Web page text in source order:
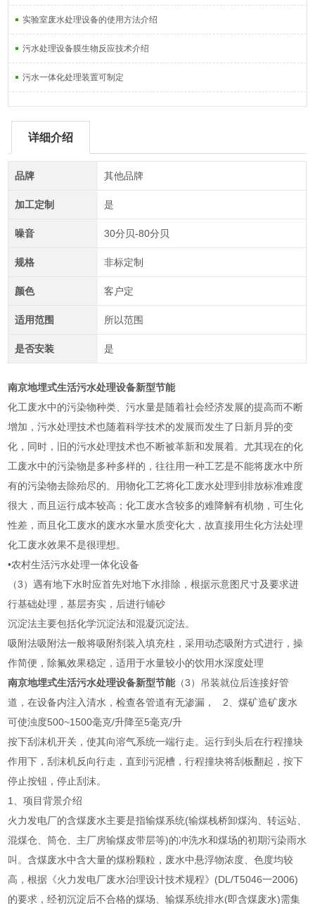
实验室废水处理设备的使用方法介绍
污水处理设备膜生物反应技术介绍
污水一体化处理装置可制定
详细介绍
品牌 其他品牌
加工定制 是
噪音 30分贝-80分贝
规格 非标定制
颜色 客户定
适用范围 所以范围
是否安装 是
南京地埋式生活污水处理设备新型节能
化工废水中的污染物种类、污水量是随着社会经济发展的提高而不断
增加，污水处理技术也随着科学技术的发展而发生了日新月异的变
化，同时，旧的污水处理技术也不断被革新和发展着。尤其现在的化
工废水中的污染物是多种多样的，往往用一种工艺是不能将废水中所
有的污染物去除殆尽的。用物化工艺将化工废水处理到排放标准难度
很大，而且运行成本较高；化工废水含较多的难降解有机物，可生化
性差，而且化工废水的废水水量水质变化大，故直接用生化方法处理
化工废水效果不是很理想。
•农村生活污水处理一体化设备
（3）遇有地下水时应首先对地下水排除，根据示意图尺寸及要求进
行基础处理，基层夯实，后进行铺砂
沉淀法主要包括化学沉淀法和混凝沉淀法。
吸附法吸附法一般将吸附剂装入填充柱，采用动态吸附方式进行，操
作简便，除氟效果稳定，适用于水量较小的饮用水深度处理
南京地埋式生活污水处理设备新型节能（3）吊装就位后连接好管
道，在设备内注入清水，检查各管道有无渗漏， 2、煤矿造矿废水
可使浊度500~1500毫克/升降至5毫克/升
按下刮沫机开关，使其向溶气系统一端行走。运行到头后在行程撞块
作用下，刮沫机反向行走，直到污泥槽，行程撞块将刮板翻起，按下
停止按钮，停止刮沫。
1、项目背景介绍
火力发电厂的含煤废水主要是指输煤系统(输煤栈桥卸煤沟、转运站、
混煤仓、筒仓、主厂房输煤皮带层等)的冲洗水和煤场的初期污染雨水
叫。含煤废水中含大量的煤粉颗粒，废水中悬浮物浓度、色度均较
高，根据《火力发电厂废水治理设计技术规程》(DL/T5046一2006)
的要求，经初沉淀后不合格的煤场、输煤系统排水(即含煤废水)需集